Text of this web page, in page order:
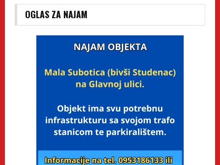
OGLAS ZA NAJAM